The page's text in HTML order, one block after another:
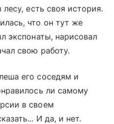
есть своя история.
что он тут же
экспонаты, нарисовал
свою работу.
его соседям и
ли самому
в своем
И да, и нет.